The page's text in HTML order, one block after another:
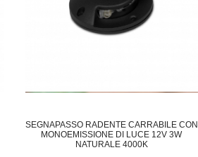
SEGNAPASSO RADENTE CARRABILE CON
MONOEMISSIONE DI LUCE 12V 3W
NATURALE 4000K